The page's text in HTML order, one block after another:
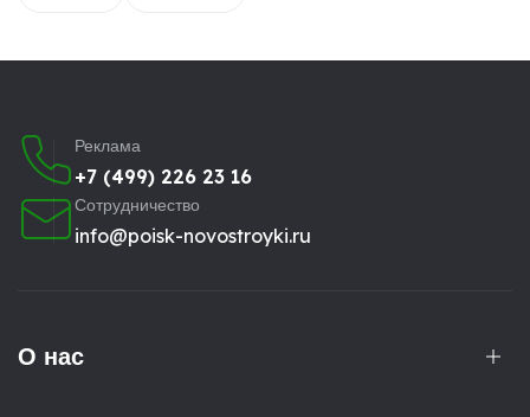
Реклама
+7 (499) 226 23 16
Сотрудничество
info@poisk-novostroyki.ru
О нас